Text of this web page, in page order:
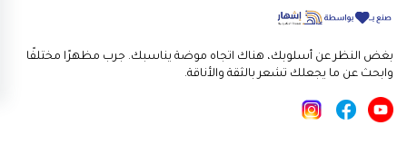
بغض النظر عن أسلوبك، هناك اتجاه موضة يناسبك. جرب مظهرًا مختلفًا
وابحث عن ما يجعلك تشعر بالثقة والأناقة.